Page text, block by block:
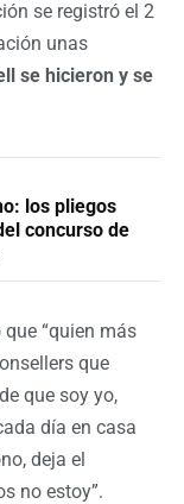
se registró el 2
unas
se hicieron y se
los pliegos
concurso de
“quien más
que
que soy yo,
día en casa
deja el
no estoy”.